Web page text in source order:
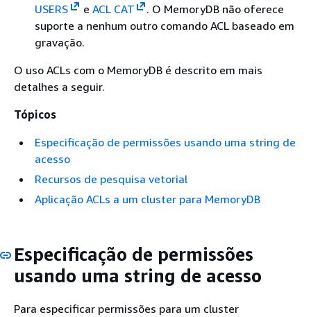
USERS
e ACL CAT
. O MemoryDB não oferece
suporte a nenhum outro comando ACL baseado em
gravação.
O uso ACLs com o MemoryDB é descrito em mais
detalhes a seguir.
Tópicos
Especificação de permissões usando uma string de
acesso
Recursos de pesquisa vetorial
Aplicação ACLs a um cluster para MemoryDB
Especificação de permissões
usando uma string de acesso
Para especificar permissões para um cluster